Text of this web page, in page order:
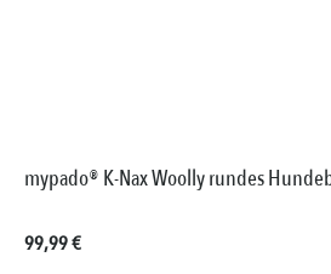
mypado® K-Nax Woolly rundes
Regulärer Preis:
99,99 €